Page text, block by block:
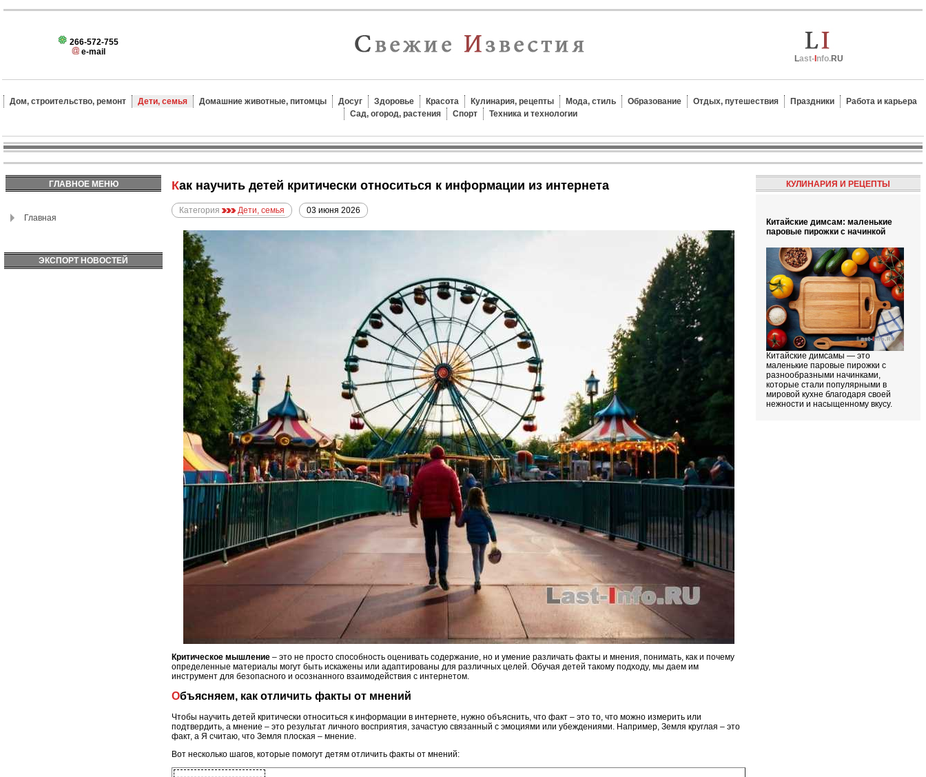
266-572-755
e-mail
Last- nfo.RU
Дом, строительство, ремонт Дети, семья Домашние животные, питомцы Досуг Здоровье Красота Кулинария, рецепты Мода, стиль Образование Отдых, путешествия Праздники
Работа и карьера
Сад, огород, растения
Спорт Техника и технологии
ГЛАВНОЕ МЕНЮ
Главная
ЭКСПОРТ НОВОСТЕЙ
Как научить детей критически относиться к информации из интернета
Категория Дети, семья 03 июня 2026
Критическое мышление – это не просто способность оценивать содержание, но и умение различать факты и мнения, понимать, как и почему
определенные материалы могут быть искажены или адаптированы для различных целей. Обучая детей такому подходу, мы даем им
инструмент для безопасного и осознанного взаимодействия с интернетом.
Объясняем, как отличить факты от мнений
Чтобы научить детей критически относиться к информации в интернете, нужно объяснить, что факт – это то, что можно измерить или
подтвердить, а мнение – это результат личного восприятия, зачастую связанный с эмоциями или убеждениями. Например, Земля круглая – это
факт, а Я считаю, что Земля плоская – мнение.
Вот несколько шагов, которые помогут детям отличить факты от мнений:
КУЛИНАРИЯ И РЕЦЕПТЫ
Китайские димсам: маленькие
паровые пирожки с начинкой
Китайские димсамы — это
маленькие паровые пирожки с
разнообразными начинками,
которые стали популярными в
мировой кухне благодаря своей
нежности и насыщенному вкусу.